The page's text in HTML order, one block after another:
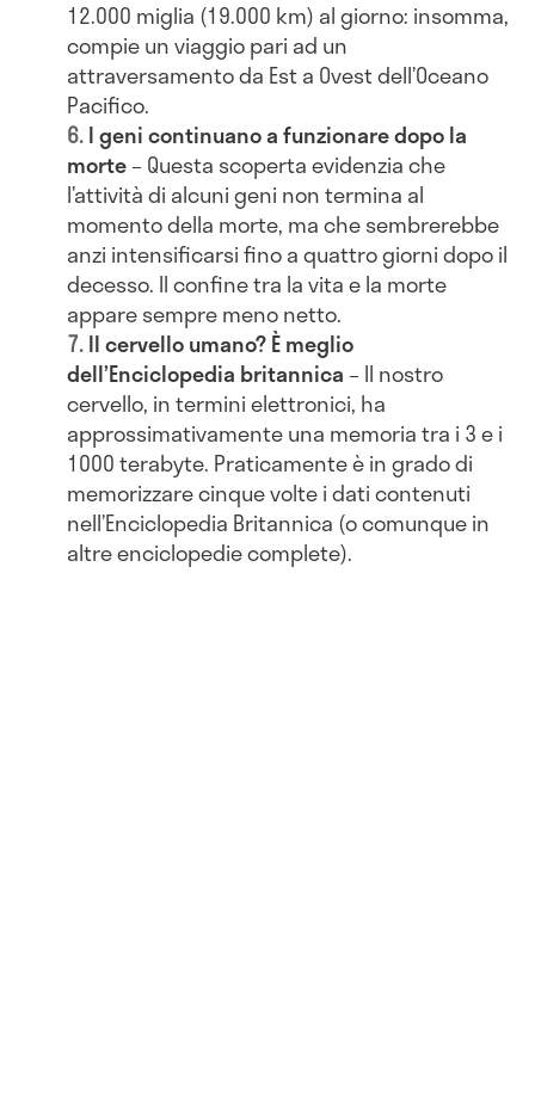
12.000 miglia (19.000 km) al giorno: insomma,
compie un viaggio pari ad un
attraversamento da Est a Ovest dell’Oceano
Pacifico.
I geni continuano a funzionare dopo la
morte– Questa scoperta evidenzia che
l’attività di alcuni geni non termina al
momento della morte, ma che sembrerebbe
anzi intensificarsi fino a quattro giorni dopo il
decesso. Il confine tra la vita e la morte
appare sempre meno netto.
Il cervello umano? È meglio
dell’Enciclopedia britannica – Il nostro
cervello, in termini elettronici, ha
approssimativamente una memoria tra i 3 e i
1000 terabyte. Praticamente è in grado di
memorizzare cinque volte i dati contenuti
nell’Enciclopedia Britannica (o comunque in
altre enciclopedie complete).